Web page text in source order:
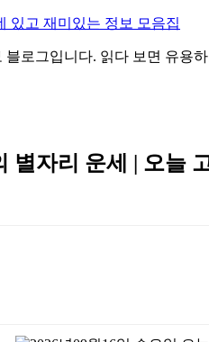
있고 재미있는 정보 모음집
블로그입니다. 읽다 보면 유용
별자리 운세 | 오늘